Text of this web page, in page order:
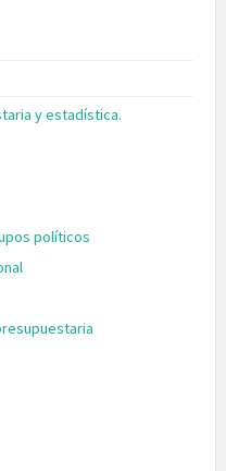
y estadística.
políticos